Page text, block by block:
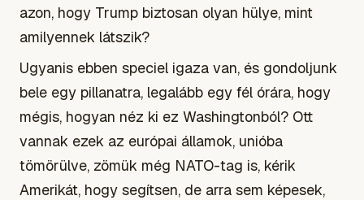
azon, hogy Trump biztosan olyan hülye, mint
amilyennek látszik?
Ugyanis ebben speciel igaza van, és gondoljunk
bele egy pillanatra, legalább egy fél órára, hogy
mégis, hogyan néz ki ez Washingtonból? Ott
vannak ezek az európai államok, unióba
tömörülve, zömük még NATO-tag is, kérik
Amerikát, hogy segítsen, de arra sem képesek,